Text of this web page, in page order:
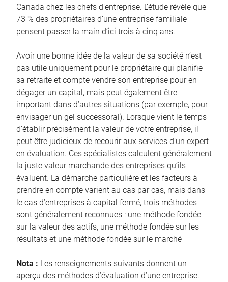
Canada chez les chefs d’entreprise. L’étude révèle que
73 % des propriétaires d’une entreprise familiale
pensent passer la main d’ici trois à cinq ans.
Avoir une bonne idée de la valeur de sa société n’est
pas utile uniquement pour le propriétaire qui planifie
sa retraite et compte vendre son entreprise pour en
dégager un capital, mais peut également être
important dans d’autres situations (par exemple, pour
envisager un gel successoral). Lorsque vient le temps
d’établir précisément la valeur de votre entreprise, il
peut être judicieux de recourir aux services d’un expert
en évaluation. Ces spécialistes calculent généralement
la juste valeur marchande des entreprises qu’ils
évaluent. La démarche particulière et les facteurs à
prendre en compte varient au cas par cas, mais dans
le cas d’entreprises à capital fermé, trois méthodes
sont généralement reconnues : une méthode fondée
sur la valeur des actifs, une méthode fondée sur les
résultats et une méthode fondée sur le marché
Nota : Les renseignements suivants donnent un
aperçu des méthodes d’évaluation d’une entreprise.